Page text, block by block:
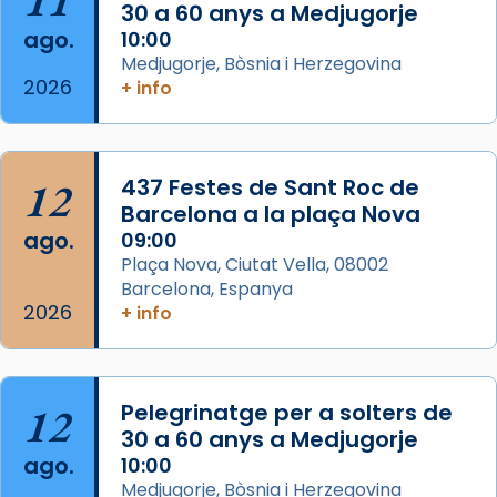
que les santes Juliana (“relatiu a Júlia”) i
Semproniana (“relatiu a Semprònia =
eterna”) són deixebles seves. I l’any 1667, el
frare Joan Gaspar Roig, afirma en una obra
que les santes són filles de l’antiga Iluro.
Mataró en reivindicarà les relíq
Foto
View on Facebook · Share
ago.
2026
30 a 60 anys a Medjugorje
10:00
Medjugorje, Bòsnia i Herzegovina
+ info
12
ago.
2026
437 Festes de Sant Roc de
Barcelona a la plaça Nova
09:00
Plaça Nova, Ciutat Vella, 08002
Barcelona, Espanya
+ info
12
ago.
Pelegrinatge per a solters de
30 a 60 anys a Medjugorje
10:00
Medjugorje, Bòsnia i Herzegovina